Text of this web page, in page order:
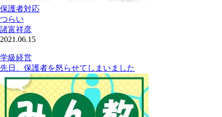
保護者対応
つらい
諸富祥彦
2021.06.15
学級経営
先日、保護者を怒らせてしまいました